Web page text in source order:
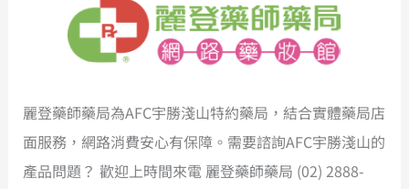
麗登藥師藥局為AFC宇勝淺山特約藥局，結合實體藥局店
面服務，網路消費安心有保障。需要諮詢AFC宇勝淺山的
產品問題？ 歡迎上時間來電 麗登藥師藥局 (02) 2888-